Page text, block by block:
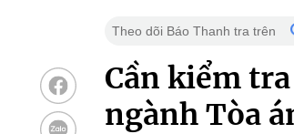
Theo dõi Báo Thanh tra trên
Cần kiểm
ngành Tòa